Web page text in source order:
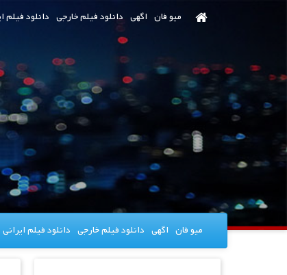
میو فان اگهی دانلود فیلم خارجی دانلود فیلم
میو فان اگهی دانلود فیلم خارجی دانلود فیلم ایرانی